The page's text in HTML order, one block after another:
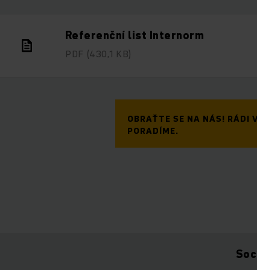
Referenční list Internorm
PDF (430,1 KB)
OBRAŤTE SE NA NÁS! RÁDI
PORADÍME.